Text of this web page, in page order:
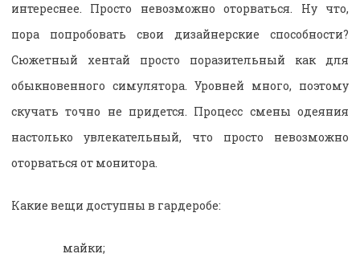
интереснее. Просто невозможно оторваться. Ну что,
пора попробовать свои дизайнерские способности?
Сюжетный хентай просто поразительный как для
обыкновенного симулятора. Уровней много, поэтому
скучать точно не придется. Процесс смены одеяния
настолько увлекательный, что просто невозможно
оторваться от монитора.
Какие вещи доступны в гардеробе:
майки;